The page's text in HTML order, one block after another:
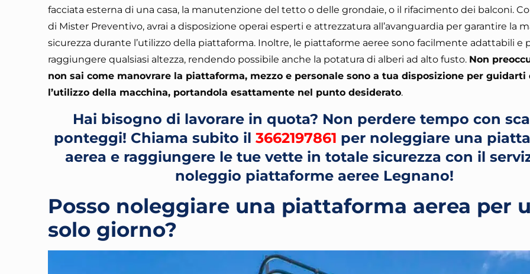
facciata esterna di una casa, la manutenzione del tetto o delle grondaie, o il rifacimento dei balconi.
di Mister Preventivo, avrai a disposizione operai esperti e attrezzatura all’avanguardia per garantire la
sicurezza durante l’utilizzo della piattaforma. Inoltre, le piattaforme aeree sono facilmente adattabili e
raggiungere qualsiasi altezza, rendendo possibile anche la potatura di alberi ad alto fusto. Non
non sai come manovrare la piattaforma, mezzo e personale sono a tua disposizione per guidarti
l’utilizzo della macchina, portandola esattamente nel punto desiderato.
Hai bisogno di lavorare in quota? Non perdere tempo con
ponteggi! Chiama subito il3662197861 per noleggiare una
aerea e raggiungere le tue vette in totale sicurezza con il
noleggio piattaforme aeree Legnano!
Posso noleggiare una piattaforma aerea per
solo giorno?